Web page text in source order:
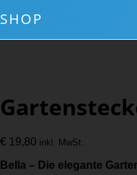
SHOP
€ 19,80 inkl. MwSt.
Bella – Die elegante